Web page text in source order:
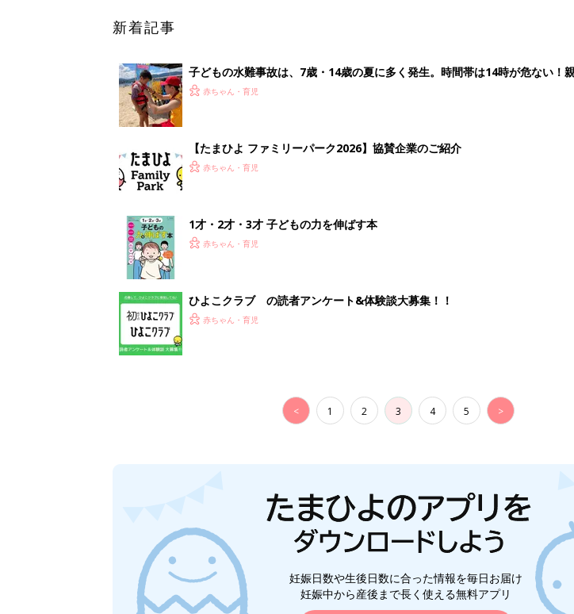
新着記事
子どもの水難事故は、7歳・14歳の夏に多く発生。時間帯は14時が危ない！
まねく【専門家】
赤ちゃん・育児
【たまひよ ファミリーパーク2026】協賛企業のご紹介
赤ちゃん・育児
1才・2才・3才 子どもの力を伸ばす本
赤ちゃん・育児
ひよこクラブ の読者アンケート&体験談大募集！！
赤ちゃん・育児
< 1 2 3 4 5 >
妊娠日数や生後日数に合った情報を毎日お届け
妊娠中から産後まで長く使える無料アプリ